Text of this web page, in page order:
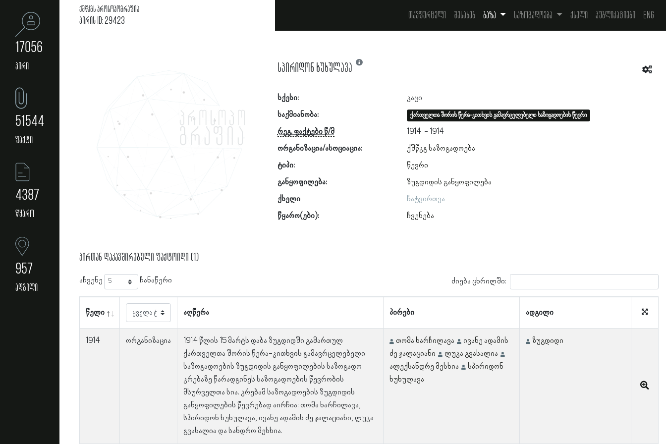
17056
პირი
51544
ფაქტი
4387
წყარო
957
ადგილი
ქშწკგს პროსოპოგრაფია
პირის ID: 29423 თავფურცელი შესახებ ბაზა საზოგადოება ქსელი პუბლიკაციები Eng
სპირიდონ ხუხულავა
სქესი:
კაცი
საქმიანობა:
ქართველთა შორის წერა-კითხვის გამავრცელებელი საზოგადოების წევრი
რეგ. ფაქტები წ/მ 1914
1914
ორგანიზაცია/ასოციაცია:
ქშწკგ საზოგადოება
ტიპი:
წევრი
განყოფილება:
ზუგდიდის განყოფილება
ქსელი
ჩატვირთვა
წყარო(ები):
ჩვენება
პირთან დაკავშირებული ფაქტოიდი (1)
აჩვენე ჩანაწერი ძიება ცხრილში:
წელი აღწერა პირები ადგილი
1914 ორგანიზაცია
1914 წლის 15 მარტს დაბა ზუგდიდში გამართულ
ქართველთა შორის წერა-კითხვის გამავრცელებელი
საზოგადოების ზუგდიდის განყოფილების საზოგადო
კრებაზე წარადგინეს საზოგადოების წევრობის
მსურველთა სია. კრებამ საზოგადოების ზუგდიდის
განყოფილების წევრებად აირჩია: თომა ხარჩილავა,
სპირიდონ ხუხულავა, ივანე ადამის ძე ჯალაციანი, ლუკა
გვასალია და სანდრო მესხია.
თომა ხარჩილავა
ივანე ადამის
ძე ჯალაციანი
ლუკა გვასალია
ალექსანდრე მესხია
სპირიდონ
ხუხულავა
ზუგდიდი